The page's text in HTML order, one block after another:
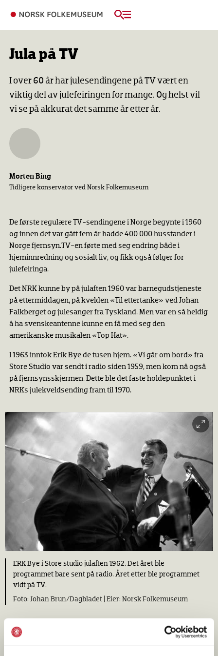
Jula på TV
I over 60 år har julesendingene på TV vært en
viktig del av julefeiringen for mange. Og helst vil
vi se på akkurat det samme år etter år.
Morten Bing
Tidligere konservator ved Norsk Folkemuseum
De første regulære TV-sendingene i Norge begynte i 1960
og innen det var gått fem år hadde 400 000 husstander i
Norge fjernsyn.TV-en førte med seg endring både i
hjeminnredning og sosialt liv, og fikk også følger for
julefeiringa.
Det NRK kunne by på julaften 1960 var barnegudstjeneste
på ettermiddagen, på kvelden «Til ettertanke» ved Johan
Falkberget og julesanger fra Tyskland. Men var en så heldig
å ha svenskeantenne kunne en få med seg den
amerikanske musikalen «Top Hat».
I 1963 inntok Erik Bye de tusen hjem. «Vi går om bord» fra
Store Studio var sendt i radio siden 1959, men kom nå også
på fjernsynsskjermen. Dette ble det faste holdepunktet i
NRKs julekveldsending fram til 1970.
ERK Bye i Store studio julaften 1962. Det året ble
programmet bare sent på radio. Året etter ble programmet
vidt på TV.
Johan Brun/Dagbladet |
Norsk Folkemuseum
I 1969 sang Sølvguttene julen inn for første gang,
begynnelsen på en tradisjon som har holdt seg i 50 år. En